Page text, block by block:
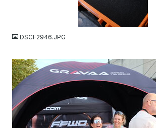
DSCF2946.JPG